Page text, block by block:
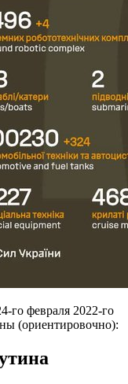
го февраля 2022-го
(ориентировочно):